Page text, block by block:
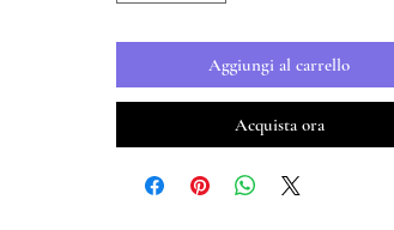
Aggiungi al carrello
Acquista ora